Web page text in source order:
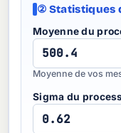
② Statistiques
Moyenne du
Moyenne de vos
Sigma du